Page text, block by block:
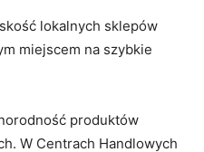
lokalnych sklepów
miejscem na szybkie
produktów
W Centrach Handlowych